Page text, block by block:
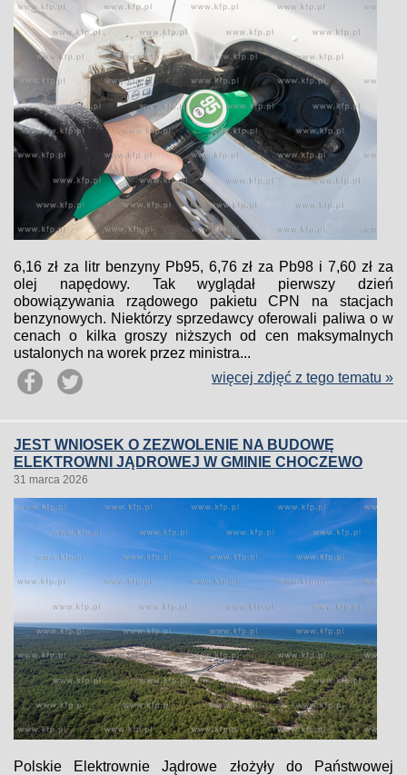
6,16 zł za litr benzyny Pb95, 6,76 zł za Pb98 i 7,60 zł za
olej napędowy. Tak wyglądał pierwszy dzień
obowiązywania rządowego pakietu CPN na stacjach
benzynowych. Niektórzy sprzedawcy oferowali paliwa o w
cenach o kilka groszy niższych od cen maksymalnych
ustalonych na worek przez ministra...
więcej zdjęć z tego tematu »
JEST WNIOSEK O ZEZWOLENIE NA BUDOWĘ
ELEKTROWNI JĄDROWEJ W GMINIE CHOCZEWO
31 marca 2026
Polskie Elektrownie Jądrowe złożyły do Państwowej